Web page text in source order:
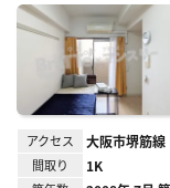
アクセス 大阪市堺筋
間取り 1K